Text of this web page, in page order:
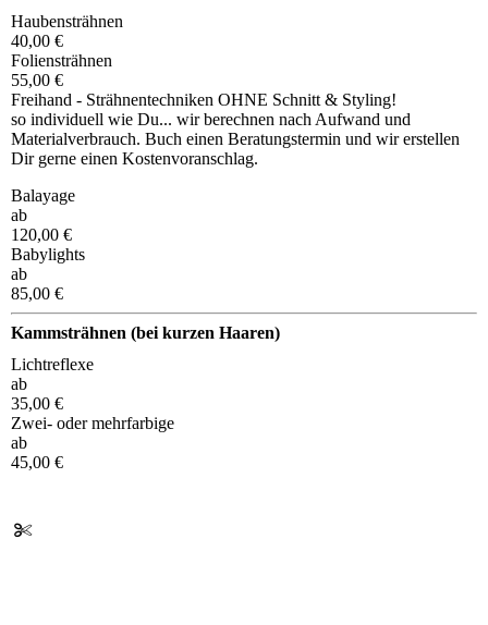
Haubensträhnen
40,00 €
Foliensträhnen
55,00 €
Freihand - Strähnentechniken OHNE Schnitt & Styling!
so individuell wie Du... wir berechnen nach Aufwand und
Materialverbrauch. Buch einen Beratungstermin und wir erstellen
Dir gerne einen Kostenvoranschlag.
Balayage
ab
120,00 €
Babylights
ab
85,00 €
Kammsträhnen (bei kurzen Haaren)
Lichtreflexe
ab
35,00 €
Zwei- oder mehrfarbige
ab
45,00 €